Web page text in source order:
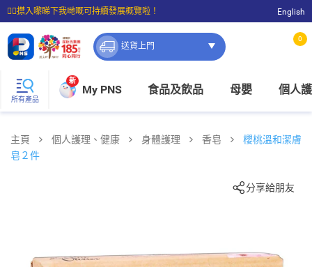
☝🏼㩒入嚟睇下我哋嘅可持續發展概覽啦！
⭐購物滿$399即享免費送貨；滿$100即可免費店取。
English
送貨上門
0
所有產品
新
My PNS 食品及飲品 母嬰 個人
主頁 個人護理、健康 身體護理 香皂
櫻桃溫和潔膚
皂２件
分享給朋友